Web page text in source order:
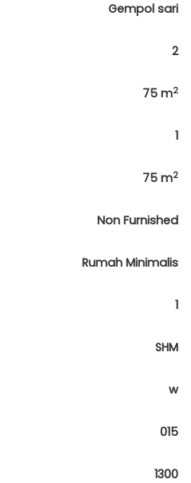
Gempol sari
2
75 m2
1
75 m2
Non Furnished
Rumah Minimalis
1
SHM
w
015
1300